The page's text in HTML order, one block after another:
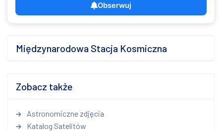
Obserwuj
Międzynarodowa Stacja Kosmiczna
Zobacz także
Astronomiczne zdjęcia
Katalog Satelitów